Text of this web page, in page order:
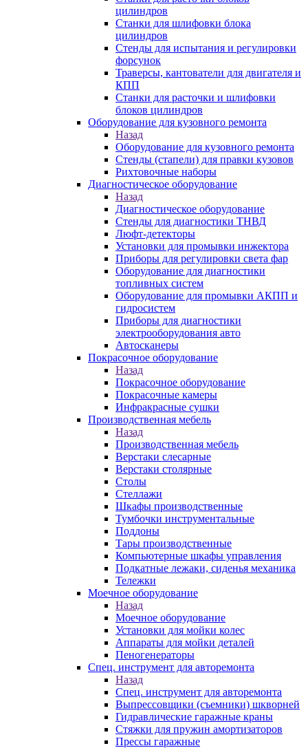
цилиндров
Станки для шлифовки блока
цилиндров
Стенды для испытания и регулировки
форсунок
Траверсы, кантователи для двигателя и
КПП
Станки для расточки и шлифовки
блоков цилиндров
Оборудование для кузовного ремонта
Назад
Оборудование для кузовного ремонта
Стенды (стапели) для правки кузовов
Рихтовочные наборы
Диагностическое оборудование
Назад
Диагностическое оборудование
Стенды для диагностики ТНВД
Люфт-детекторы
Установки для промывки инжектора
Приборы для регулировки света фар
Оборудование для диагностики
топливных систем
Оборудование для промывки АКПП и
гидросистем
Приборы для диагностики
электрооборудования авто
Автосканеры
Покрасочное оборудование
Назад
Покрасочное оборудование
Покрасочные камеры
Инфракрасные сушки
Производственная мебель
Назад
Производственная мебель
Верстаки слесарные
Верстаки столярные
Столы
Стеллажи
Шкафы производственные
Тумбочки инструментальные
Поддоны
Тары производственные
Компьютерные шкафы управления
Подкатные лежаки, сиденья механика
Тележки
Моечное оборудование
Назад
Моечное оборудование
Установки для мойки колес
Аппараты для мойки деталей
Пеногенераторы
Спец. инструмент для авторемонта
Назад
Спец. инструмент для авторемонта
Выпрессовщики (съемники) шкворней
Гидравлические гаражные краны
Стяжки для пружин амортизаторов
Прессы гаражные